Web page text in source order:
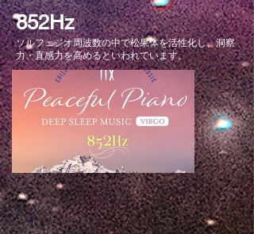
852Hz
ソルフェジオ周波数の中で松果体を活性化し、洞察
力・直感力を高めるといわれています。